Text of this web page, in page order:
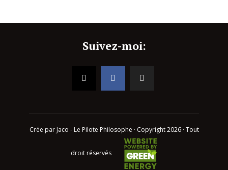
Suivez-moi:
Crée par Jaco - Le Pilote Philosophe · Copyright 2026 · Tout
droit réservés